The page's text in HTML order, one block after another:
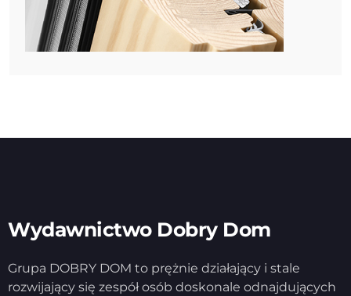
Wydawnictwo Dobry Dom
Grupa DOBRY DOM to prężnie działający i stale
rozwijający się zespół osób doskonale odnajdujących